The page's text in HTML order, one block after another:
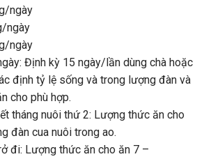
ngày
ngày
ngày
Định kỳ 15 ngày/lần dùng chà hoặc
định tỷ lệ sống và trong lượng đàn và
cho phù hợp.
tháng nuôi thứ 2: Lượng thức ăn cho
đàn cua nuôi trong ao.
đi: Lượng thức ăn cho ăn 7 –